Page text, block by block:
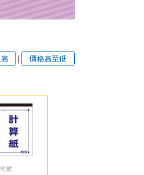
| 價格高至低
號 :